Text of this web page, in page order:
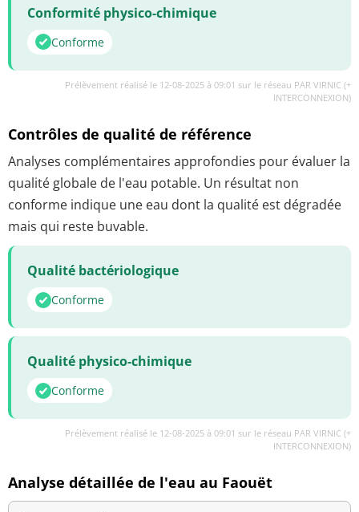
Conformité physico-chimique
Conforme
Prélèvement réalisé le 12-08-2025 à 09:01 sur le réseau PAR VIRNIC (+
INTERCONNEXION)
Contrôles de qualité de référence
Analyses complémentaires approfondies pour évaluer la
qualité globale de l'eau potable. Un résultat non
conforme indique une eau dont la qualité est dégradée
mais qui reste buvable.
Qualité bactériologique
Conforme
Qualité physico-chimique
Conforme
Prélèvement réalisé le 12-08-2025 à 09:01 sur le réseau PAR VIRNIC (+
INTERCONNEXION)
Analyse détaillée de l'eau au Faouët